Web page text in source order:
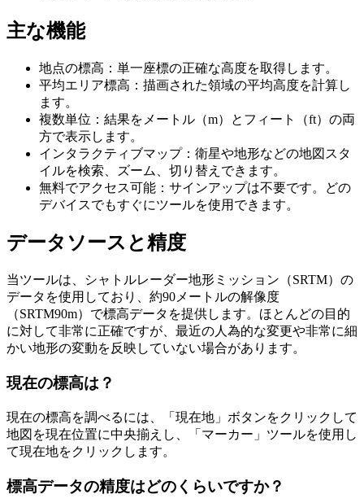
主な機能
地点の標高：単一座標の正確な高度を取得します。
平均エリア標高：描画された領域の平均高度を計算し
ます。
複数単位：結果をメートル（m）とフィート（ft）の両
方で表示します。
インタラクティブマップ：衛星や地形などの地図スタ
イルを検索、ズーム、切り替えできます。
無料でアクセス可能：サインアップは不要です。どの
デバイスでもすぐにツールを使用できます。
データソースと精度
当ツールは、シャトルレーダー地形ミッション（SRTM）の
データを使用しており、約90メートルの解像度
（SRTM90m）で標高データを提供します。ほとんどの目的
に対して非常に正確ですが、最近の人為的な変更や非常に細
かい地形の変動を反映していない場合があります。
現在の標高は？
現在の標高を調べるには、「現在地」ボタンをクリックして
地図を現在位置に中央揃えし、「マーカー」ツールを使用し
て現在地をクリックします。
標高データの精度はどのくらいですか？